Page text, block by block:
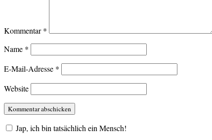
Kommentar*
Name *
E-Mail-Adresse *
Website
Jap, ich bin tatsächlich ein Mensch!